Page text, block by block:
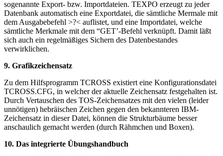
sogenannte Export- bzw. Importdateien. TEXPO erzeugt zu jeder
Datenbank automatisch eine Exportdatei, die sämtliche Mermale mit
dem Ausgabebefehl >?< auflistet, und eine Importdatei, welche
sämtliche Merkmale mit dem “GET’-Befehl verknüpft. Damit läßt
sich auch ein regelmäßiges Sichern des Datenbestandes
verwirklichen.
9. Grafikzeichensatz
Zu dem Hilfsprogramm TCROSS existiert eine Konfigurationsdatei
TCROSS.CFG, in welcher der aktuelle Zeichensatz festgehalten ist.
Durch Vertauschen des TOS-Zeichensatzes mit den vielen (leider
unnötigen) hebräischen Zeichen gegen den bekannteren IBM-
Zeichensatz in dieser Datei, können die Strukturbäume besser
anschaulich gemacht werden (durch Rähmchen und Boxen).
10. Das integrierte Übungshandbuch